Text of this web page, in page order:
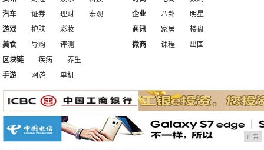
汽车
证券 理财 宏观
企业
八卦
明星
游戏
护肤
彩妆
美食
导购 评测
商讯 家居
楼盘
微商
课程
出国
区块链
疾病
养生
手游
网游 单机
广告